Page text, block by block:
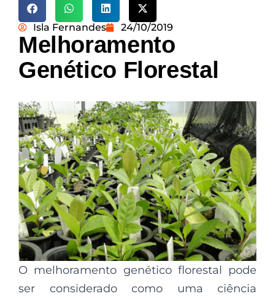
Isla Fernandes 24/10/2019
Melhoramento
Genético Florestal
O melhoramento genético florestal pode
ser considerado como uma ciência